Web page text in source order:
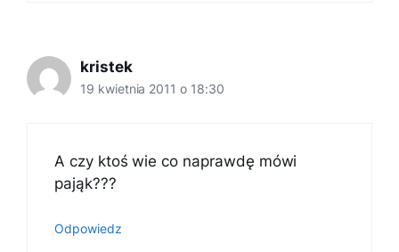
kristek
19 kwietnia 2011 o 18:30
A czy ktoś wie co naprawdę mówi
pająk???
Odpowiedz